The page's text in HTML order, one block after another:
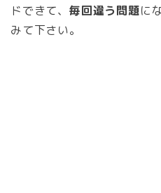
ドできて、 毎回違う問題に
みて下さい。